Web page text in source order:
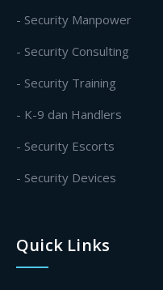
- Security Manpower
- Security Consulting
- Security Training
- K-9 dan Handlers
- Security Escorts
- Security Devices
Quick Links